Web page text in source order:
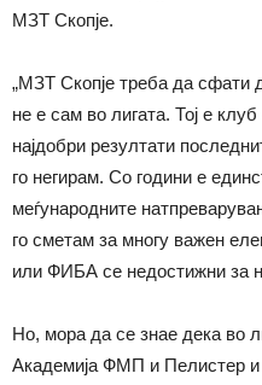
МЗТ Скопје.
„МЗТ Скопје треба да сфати
не е сам во лигата. Тој е
најдобри резултати
го негирам. Со години е
меѓународните
го сметам за многу важен
или ФИБА се недостижни за
Но, мора да се знае дека во
Академија ФМП и Пелистер и